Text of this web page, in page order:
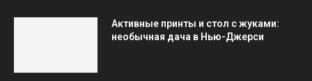
Активные принты и стол с жуками:
необычная дача в Нью-Джерси